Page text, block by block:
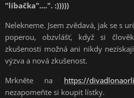
"líbačka"....". :)))))
Nelekneme. Jsem zvědavá, jak se s
poperou, obzvlášť, když si
zkušenosti možná ani nikdy
výzva a nová zkušenost.
Mrkněte na https://
nezapomeňte si koupit lístky.